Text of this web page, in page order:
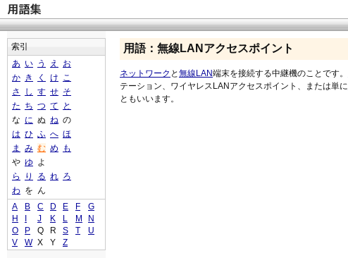
用語：無線LANアクセスポイント
ネットワーク と無線LAN端末を接続する中継機のことです。
テーション、ワイヤレスLANアクセスポイント、または単に
ともいいます。
索引
あ い う え
お
か き く け こ
さ
し す せ そ
た ち つ て
と
な に ぬ ね の
は ひ ふ へ ほ
ま
み む め
も
や ゆ よ
ら
り る れ ろ
わ を ん
A
B C D E F
G
H
J K L M
N
O
P Q R S T
U
V
W X Y Z